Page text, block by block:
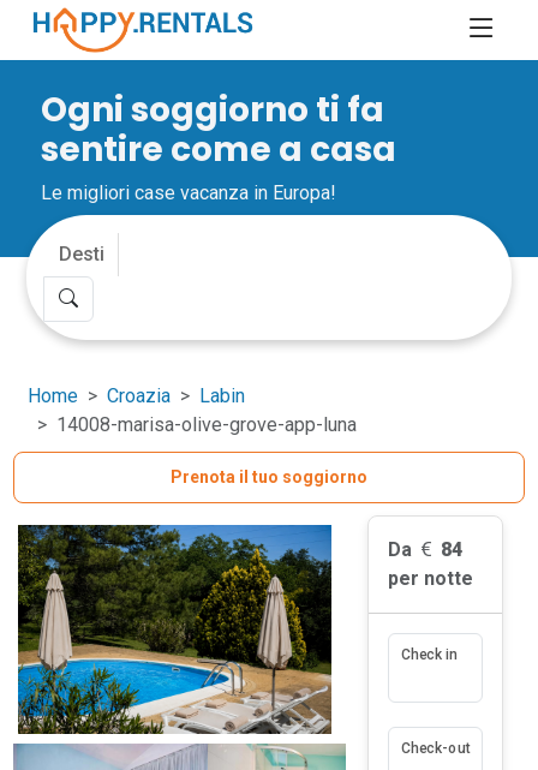
Ogni soggiorno ti fa
sentire come a casa
Le migliori case vacanza in Europa!
Home Croazia
Labin
14008-marisa-olive-grove-app-luna
Prenota il tuo soggiorno
Da
84
per notte
Check in
Check-out